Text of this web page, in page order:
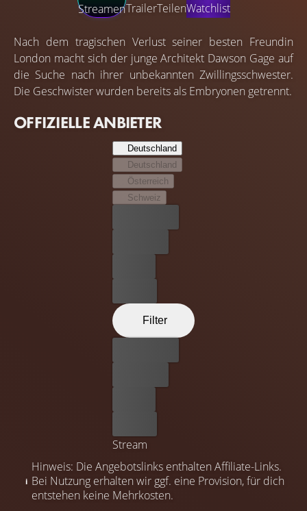
StreamenTrailerTeilenWatchlist
Nach dem tragischen Verlust seiner besten Freundin
London macht sich der junge Architekt Dawson Gage auf
die Suche nach ihrer unbekannten Zwillingsschwester.
Die Geschwister wurden bereits als Embryonen getrennt.
OFFIZIELLE ANBIETER
Deutschland
Deutschland
Österreich
Schweiz
Filter
Stream
Hinweis: Die Angebotslinks enthalten Affiliate-Links.
Bei Nutzung erhalten wir ggf. eine Provision, für dich
entstehen keine Mehrkosten.